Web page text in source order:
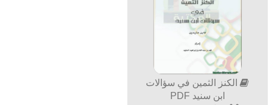
الكنز الثمين في سؤالات
ابن سنيد PDF